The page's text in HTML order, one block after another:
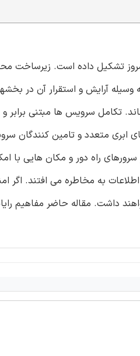
تشکیل داده است. زیرساخت
وسیله آرایش و استقرار آن در
تکامل سرویس ها مبتنی
متعدد و تامین کنندگان
راه دور و مکان هایی با
به مخاطره می افتند. اگر
داشت. مقاله حاضر مفاهیم